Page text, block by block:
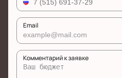
Email
Комментарий к заявке